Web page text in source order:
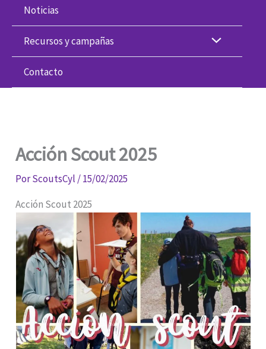
Noticias
Recursos y campañas
Contacto
Acción Scout 2025
PorScoutsCyl/15/02/2025
Acción Scout 2025